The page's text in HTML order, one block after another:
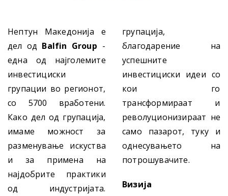
Нептун Македонија е
дел од Balfin Group -
една од најголемите
инвестициски
групации во регионот,
со 5700 вработени.
Како дел од групација,
имаме можност за
разменување искуства
и за примена на
најдобрите практики
од индустријата.
групација,
благодарение на
успешните
инвестициски идеи со
кои го
трансформираат и
револуционизираат не
само пазарот, туку и
однесувањето на
потрошувачите.
Визија